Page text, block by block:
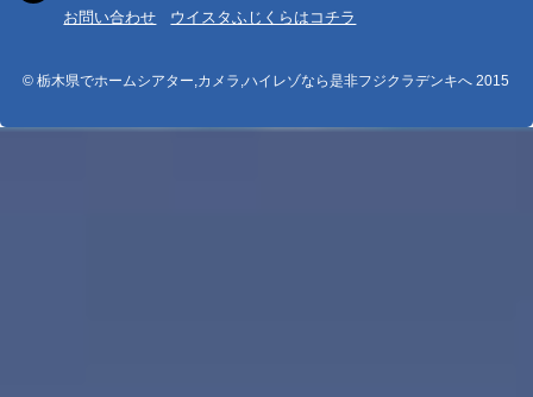
お問い合わせ
ウイスタふじくらはコチラ
© 栃木県でホームシアター,カメラ,ハイレゾなら是非フジクラデンキへ 2015